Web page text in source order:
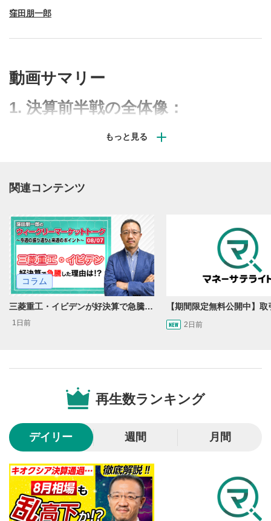
動画再生エリアをクリックすると、動画を再生または
一時停止します。
2
操作メニュー
4
10秒戻し/10秒送り
5
シークバー
再生位置を示しています。再生したい位置をクリック
するとその位置から動画が再生されます。
6
画質/再生速度の設定
画質の選択/再生速度の変更ができます。
のサイズに戻ります。
窪田朋一郎
動画サマリー
1. 決算前半戦の全体像：
4/27〜5/8に決算発表予定の銘柄を中心に紹介。決算発表
2. 主役はAI×半導体（周辺にも波
日本株の大テーマであるAIの中核として、半導体製造装
置・関連(例：アドバンテスト)が日経平均にも影響大。さ
らにデータセンター需要を背景に、TDKなど電子部品も
「AI関連」として再評価され、会社側の見通しが焦点。
3. その他注目セクターの確認点：
海運(商船三井)は中東情勢で運賃高と原油高コストの綱引
※銘柄抽出基準は動画をご確認ください
関連コンテンツ
コラム
三菱重工・イビデンが好決算で急騰した理由とは？｜株価反応と今後の見通し
1日前 2日前
再生数ランキング
デイリー 週間 月間